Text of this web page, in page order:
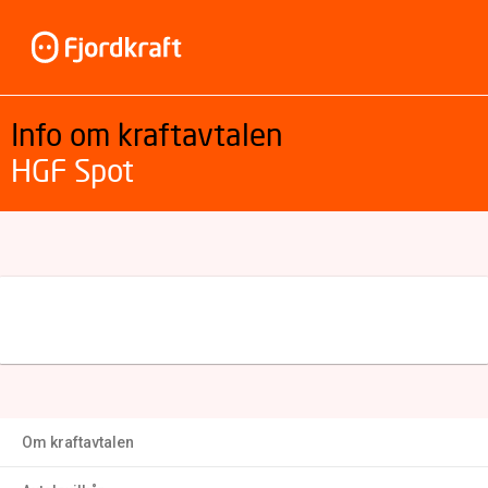
Info om kraftavtalen
HGF Spot
Om kraftavtalen